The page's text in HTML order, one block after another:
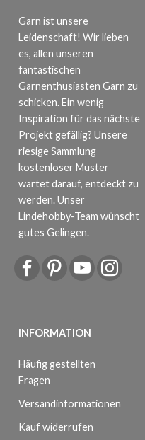
Garn ist unsere
Leidenschaft! Wir lieben
es, allen unseren
fantastischen
Garnenthusiasten Garn zu
schicken. Ein wenig
Inspiration für das nächste
Projekt gefällig? Unsere
riesige Sammlung
kostenloser Muster
wartet darauf, entdeckt zu
werden. Unser
Lindehobby-Team wünscht
gutes Gelingen.
INFORMATION
Häufig gestellten
Fragen
Versandinformationen
Kauf widerrufen